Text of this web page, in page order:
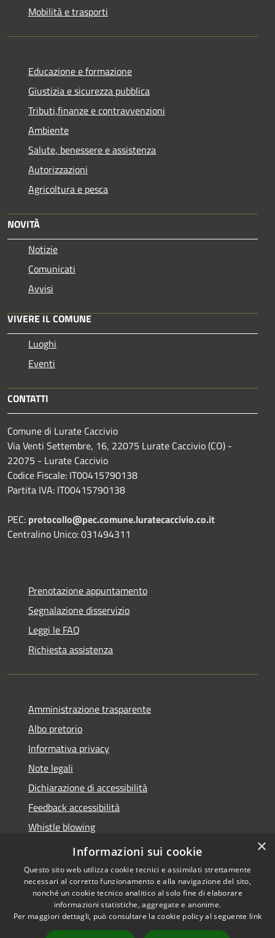
Mobilità e trasporti
Educazione e formazione
Giustizia e sicurezza pubblica
Tributi,finanze e contravvenzioni
Ambiente
Salute, benessere e assistenza
Autorizzazioni
Agricoltura e pesca
NOVITÀ
Notizie
Comunicati
Avvisi
VIVERE IL COMUNE
Luoghi
Eventi
CONTATTI
Comune di Lurate Caccivio
Via Venti Settembre, 16, 22075 Lurate Caccivio (CO) -
22075 - Lurate Caccivio
Codice Fiscale: IT00415790138
Partita IVA: IT00415790138
PEC: protocollo@pec.comune.luratecaccivio.co.it
Centralino Unico: 031494311
Prenotazione appuntamento
Segnalazione disservizio
Leggi le FAQ
Richiesta assistenza
Amministrazione trasparente
Albo pretorio
Informativa privacy
Note legali
Dichiarazione di accessibilità
Feedback accessibilità
Whistle blowing
Titolare potere sostitutivo
Accessibilità
Copyright © 2026 • Comune di
Lurate Caccivio • Powered by
×
Informazioni sui cookie
Questo sito web utilizza cookie tecnici e assimilati strettamente
necessari al corretto funzionamento e alla navigazione del sito,
nonché un cookie tecnico analitico al solo fine di elaborare
informazioni statistiche, aggregate e anonime.
Per maggiori dettagli, può consultare la cookie policy al seguente link